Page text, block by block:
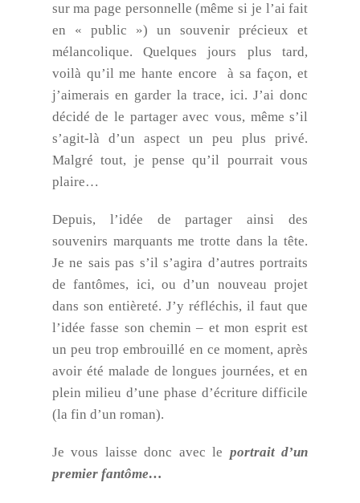
sur ma page personnelle (même si je l’ai fait
en « public ») un souvenir précieux et
mélancolique. Quelques jours plus tard,
voilà qu’il me hante encore à sa façon, et
j’aimerais en garder la trace, ici. J’ai donc
décidé de le partager avec vous, même s’il
s’agit-là d’un aspect un peu plus privé.
Malgré tout, je pense qu’il pourrait vous
plaire…
Depuis, l’idée de partager ainsi des
souvenirs marquants me trotte dans la tête.
Je ne sais pas s’il s’agira d’autres portraits
de fantômes, ici, ou d’un nouveau projet
dans son entièreté. J’y réfléchis, il faut que
l’idée fasse son chemin – et mon esprit est
un peu trop embrouillé en ce moment, après
avoir été malade de longues journées, et en
plein milieu d’une phase d’écriture difficile
(la fin d’un roman).
Je vous laisse donc avec le portrait d’un
premier fantôme…